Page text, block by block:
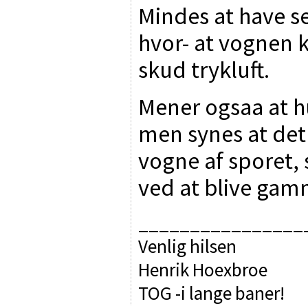
Mindes at have
hvor- at vognen
skud trykluft.
Mener ogsaa at
men synes at
vogne af sporet,
ved at blive
Venlig hilsen
Henrik Hoexbroe
TOG -i lange baner!